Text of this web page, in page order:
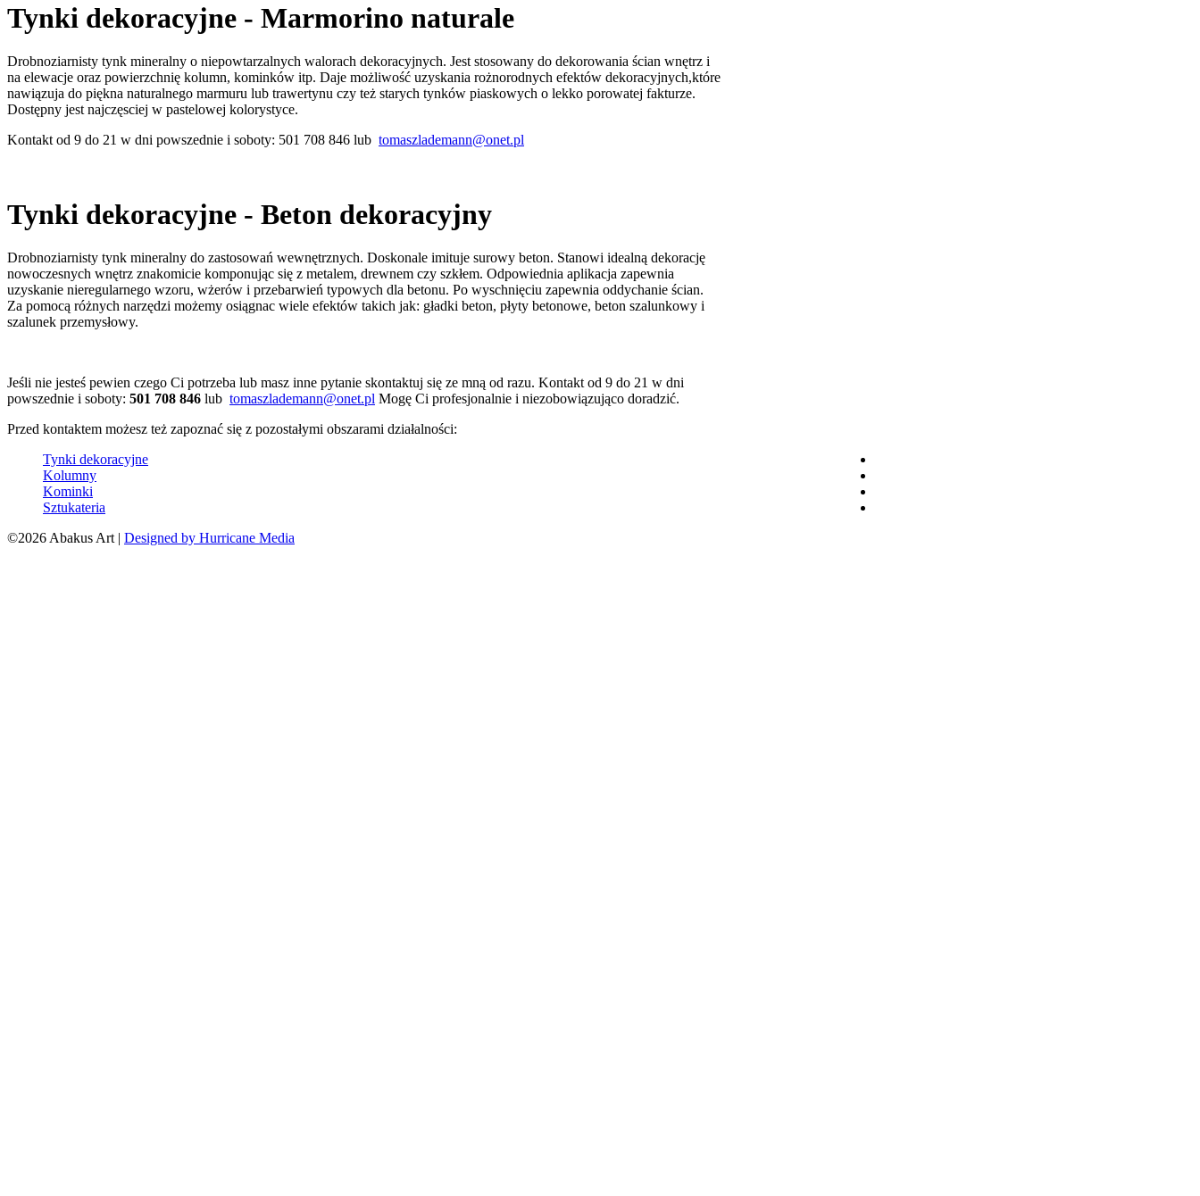
Tynki dekoracyjne - Marmorino naturale
Drobnoziarnisty tynk mineralny o niepowtarzalnych walorach dekoracyjnych. Jest stosowany do dekorowania ścian wnętrz i
na elewacje oraz powierzchnię kolumn, kominków itp. Daje możliwość uzyskania rożnorodnych efektów dekoracyjnych,które
nawiązuja do piękna naturalnego marmuru lub trawertynu czy też starych tynków piaskowych o lekko porowatej fakturze.
Dostępny jest najczęsciej w pastelowej kolorystyce.
Kontakt od 9 do 21 w dni powszednie i soboty: 501 708 846 lub tomaszlademann@onet.pl
Tynki dekoracyjne - Beton dekoracyjny
Drobnoziarnisty tynk mineralny do zastosowań wewnętrznych. Doskonale imituje surowy beton. Stanowi idealną dekorację
nowoczesnych wnętrz znakomicie komponując się z metalem, drewnem czy szkłem. Odpowiednia aplikacja zapewnia
uzyskanie nieregularnego wzoru, wżerów i przebarwień typowych dla betonu. Po wyschnięciu zapewnia oddychanie ścian.
Za pomocą różnych narzędzi możemy osiągnac wiele efektów takich jak: gładki beton, płyty betonowe, beton szalunkowy i
szalunek przemysłowy.
Jeśli nie jesteś pewien czego Ci potrzeba lub masz inne pytanie skontaktuj się ze mną od razu. Kontakt od 9 do 21 w dni
powszednie i soboty: 501 708 846 lub tomaszlademann@onet.pl Mogę Ci profesjonalnie i niezobowiązująco doradzić.
Przed kontaktem możesz też zapoznać się z pozostałymi obszarami działalności:
Tynki dekoracyjne
Kolumny
Kominki
Sztukateria
©2026 Abakus Art | Designed by Hurricane Media